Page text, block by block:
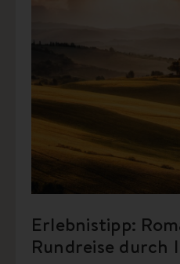
Erlebnistipp:
Rundreise durch